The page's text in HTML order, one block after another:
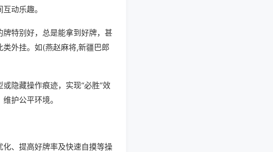
动乐趣。
特别好，总是能拿到好牌，甚
外挂。如(燕赵麻将,新疆巴郎
隐藏操作痕迹，实现“必胜”效
护公平环境。
、提高好牌率及快速自摸等操